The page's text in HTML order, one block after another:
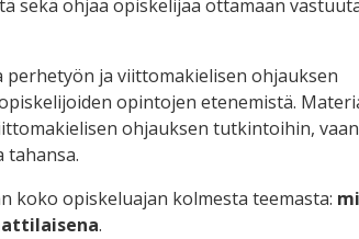
sekä ohjaa opiskelijaa ottamaan
ja viittomakielisen ohjauksen
opintojen etenemistä.
ohjauksen tutkintoihin,
tahansa.
koko opiskeluajan kolmesta teemasta:
.